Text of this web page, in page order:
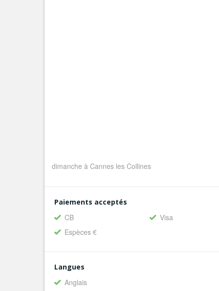
dimanche à Cannes les Collines
Paiements acceptés
CB
Visa
Espèces €
Langues
Anglais